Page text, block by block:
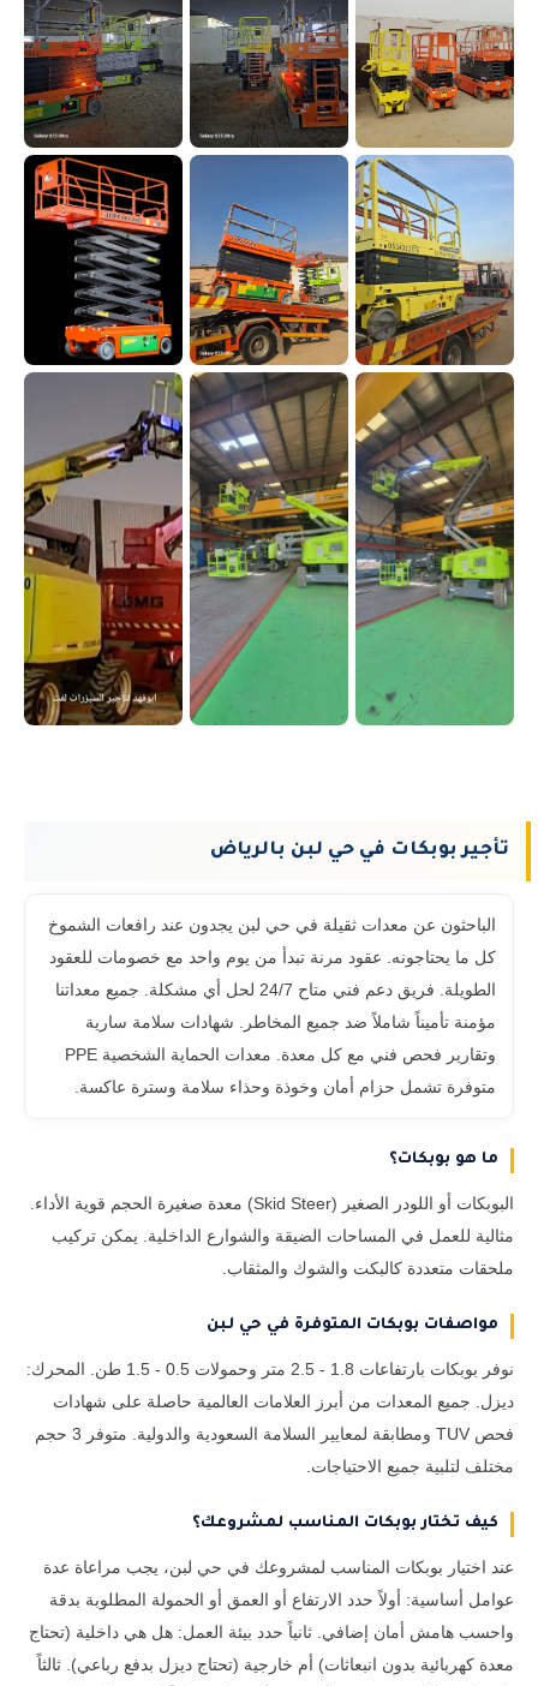
تأجير بوبكات في حي لبن بالرياض
الباحثون عن معدات ثقيلة في حي لبن يجدون عند رافعات الشموخ
كل ما يحتاجونه. عقود مرنة تبدأ من يوم واحد مع خصومات للعقود
الطويلة. فريق دعم فني متاح 24/7 لحل أي مشكلة. جميع معداتنا
مؤمنة تأميناً شاملاً ضد جميع المخاطر. شهادات سلامة سارية
وتقارير فحص فني مع كل معدة. معدات الحماية الشخصية PPE
متوفرة تشمل حزام أمان وخوذة وحذاء سلامة وسترة عاكسة.
ما هو بوبكات؟
البوبكات أو اللودر الصغير (Skid Steer) معدة صغيرة الحجم قوية الأداء.
مثالية للعمل في المساحات الضيقة والشوارع الداخلية. يمكن تركيب
ملحقات متعددة كالبكت والشوك والمثقاب.
مواصفات بوبكات المتوفرة في حي لبن
نوفر بوبكات بارتفاعات 1.8 - 2.5 متر وحمولات 0.5 - 1.5 طن. المحرك:
ديزل. جميع المعدات من أبرز العلامات العالمية حاصلة على شهادات
فحص TUV ومطابقة لمعايير السلامة السعودية والدولية. متوفر 3 حجم
مختلف لتلبية جميع الاحتياجات.
كيف تختار بوبكات المناسب لمشروعك؟
عند اختيار بوبكات المناسب لمشروعك في حي لبن، يجب مراعاة عدة
عوامل أساسية: أولاً حدد الارتفاع أو العمق أو الحمولة المطلوبة بدقة
واحسب هامش أمان إضافي. ثانياً حدد بيئة العمل: هل هي داخلية (تحتاج
معدة كهربائية بدون انبعاثات) أم خارجية (تحتاج ديزل بدفع رباعي). ثالثاً